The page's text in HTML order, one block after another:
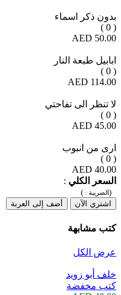
بدون ذكر اسماء
( 0 )
50.00 AED
ابابيل طبعة النار
( 0 )
114.00 AED
لا تنظر الى تفاحتي
( 0 )
45.00 AED
ارى من انبوب
( 0 )
40.00 AED
السعر الكلي :
(الضريبة : )
اشتري الآن
أضف إلى العربة
كتب مشابهة
عرض الكل
خلف أبو زويد
كتب مخفضة